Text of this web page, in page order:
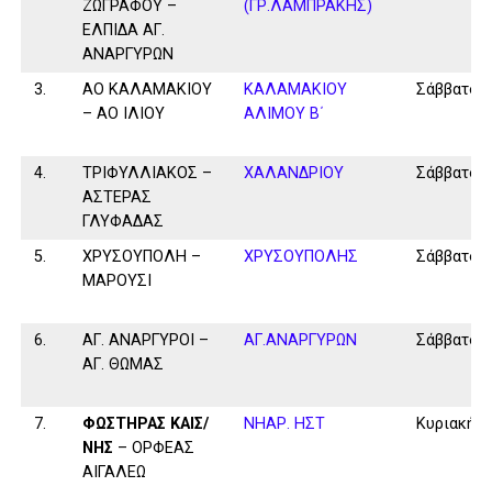
ΖΩΓΡΑΦΟΥ –
ΕΛΠΙΔΑ ΑΓ.
ΑΝΑΡΓΥΡΩΝ
(ΓΡ.ΛΑΜΠΡΑΚΗΣ)
3.
ΑΟ ΚΑΛΑΜΑΚΙΟΥ
– ΑΟ ΙΛΙΟΥ
ΚΑΛΑΜAKIOY
ΑΛΙΜΟΥ Β΄
Σάββατο
4.
ΤΡΙΦΥΛΛΙΑΚΟΣ –
ΑΣΤΕΡΑΣ
ΓΛΥΦΑΔΑΣ
ΧΑΛΑΝΔΡΙΟΥ Σάββατο
5.
ΧΡΥΣΟΥΠΟΛΗ –
ΜΑΡΟΥΣΙ
ΧΡΥΣΟΥΠΟΛΗΣ Σάββατο
6.
ΑΓ. ΑΝΑΡΓΥΡΟΙ –
ΑΓ. ΘΩΜΑΣ
ΑΓ.ΑΝΑΡΓΥΡΩΝ Σάββατο
7.
ΦΩΣΤΗΡΑΣ ΚΑΙΣ/
ΝΗΣ – ΟΡΦΕΑΣ
ΑΙΓΑΛΕΩ
ΝΗΑΡ. ΗΣΤ Κυριακή